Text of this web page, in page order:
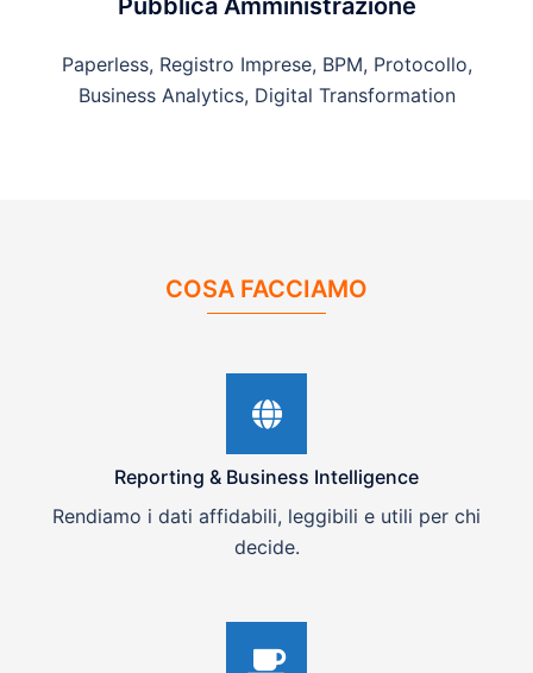
Pubblica Amministrazione
Paperless, Registro Imprese, BPM, Protocollo,
Business Analytics, Digital Transformation
COSA FACCIAMO
Reporting & Business Intelligence
Rendiamo i dati affidabili, leggibili e utili per chi
decide.